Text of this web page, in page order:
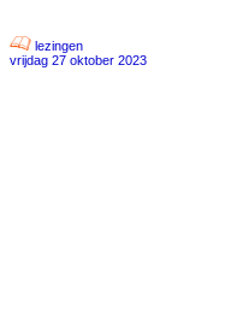
lezingen
vrijdag 27 oktober 2023